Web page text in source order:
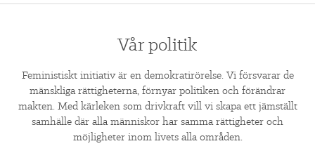
Vår politik
Feministiskt initiativ är en demokratirörelse. Vi försvarar de
mänskliga rättigheterna, förnyar politiken och förändrar
makten. Med kärleken som drivkraft vill vi skapa ett jämställt
samhälle där alla människor har samma rättigheter och
möjligheter inom livets alla områden.